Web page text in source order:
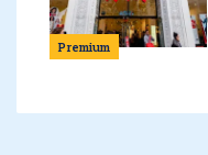
Premium